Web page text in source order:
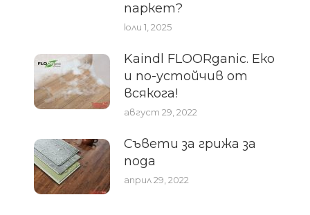
паркет?
юли 1, 2025
Kaindl FLOORganic. Еко
и по-устойчив от
всякога!
август 29, 2022
Съвети за грижа за
пода
април 29, 2022